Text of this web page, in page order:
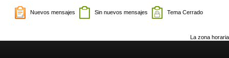
Nuevos mensajes Sin nuevos mensajes Tema Cerrado
La zona